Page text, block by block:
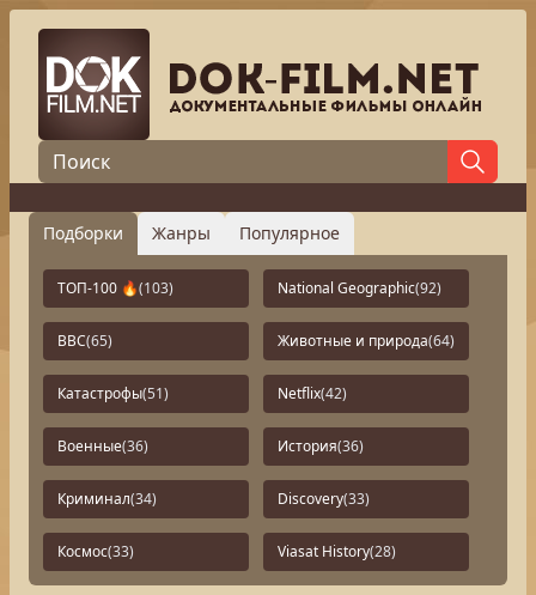
Подборки Жанры Популярное
ТОП-100 🔥(103) National Geographic(92)
BBC(65) Животные и природа(64)
Катастрофы(51) Netflix(42)
Военные(36) История(36)
Криминал(34) Discovery(33)
Космос(33) Viasat History(28)